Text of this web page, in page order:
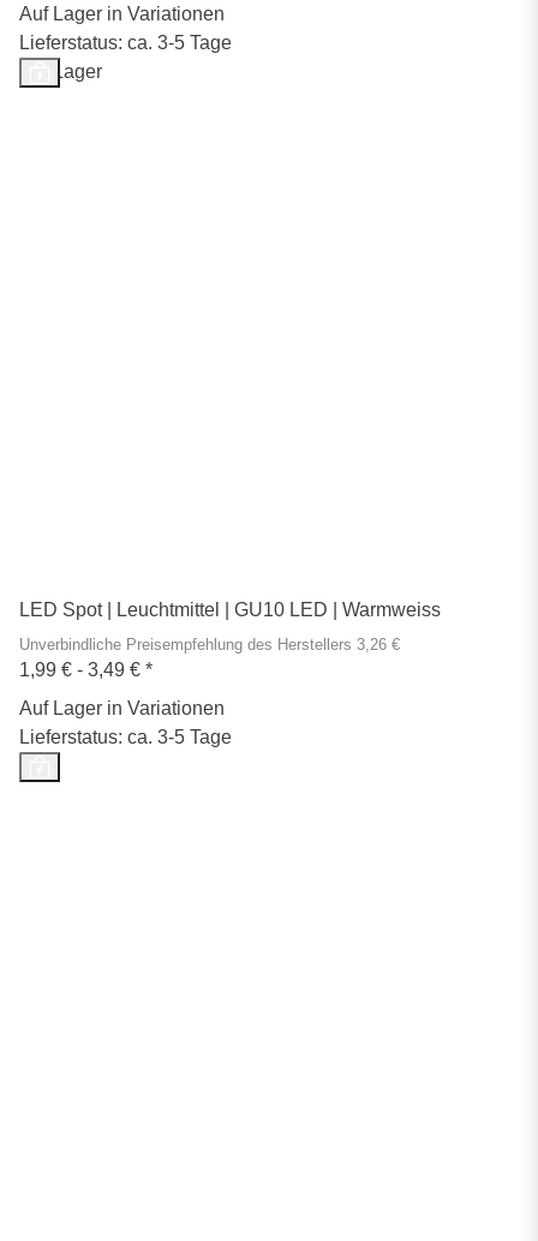
Auf Lager in Variationen
Lieferstatus: ca. 3-5 Tage
Auf Lager
LED Spot | Leuchtmittel | GU10 LED | Warmweiss
Unverbindliche Preisempfehlung des Herstellers 3,26 €
1,99 € - 3,49 € *
Auf Lager in Variationen
Lieferstatus: ca. 3-5 Tage